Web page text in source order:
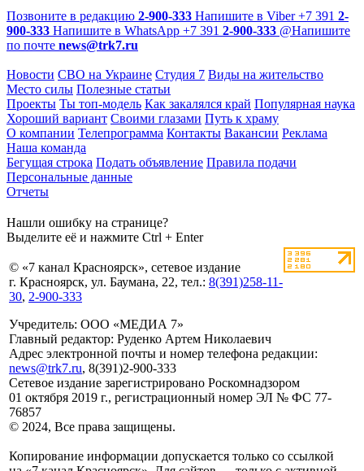
Позвоните в редакцию 2-900-333 Напишите в Viber +7 391 2-
900-333 Напишите в WhatsApp +7 391 2-900-333 @Напишите
по почте news@trk7.ru
Новости СВО на Украине Студия 7 Виды на жительство
Место силы Полезные статьи
Проекты Ты топ-модель Как закалялся край Популярная наука
Хороший вариант Своими глазами Путь к храму
О компании Телепрограмма Контакты Вакансии Реклама
Наша команда
Бегущая строка Подать объявление Правила подачи
Персональные данные
Отчеты
Нашли ошибку на странице?
Выделите её и нажмите Ctrl + Enter
© «7 канал Красноярск», сетевое издание
г. Красноярск, ул. Баумана, 22, тел.: 8(391)258-11-
30, 2-900-333
Учредитель: ООО «МЕДИА 7»
Главный редактор: Руденко Артем Николаевич
Адрес электронной почты и номер телефона редакции:
news@trk7.ru, 8(391)2-900-333
Сетевое издание зарегистрировано Роскомнадзором
01 октября 2019 г., регистрационный номер ЭЛ № ФС 77-
76857
© 2024, Все права защищены.
Копирование информации допускается только со ссылкой